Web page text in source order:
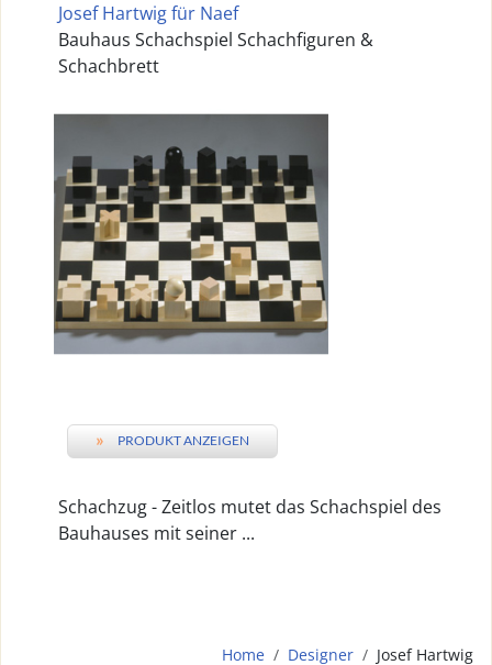
Josef Hartwig für Naef
Bauhaus Schachspiel Schachfiguren &
Schachbrett
» PRODUKT ANZEIGEN
Schachzug - Zeitlos mutet das Schachspiel des
Bauhauses mit seiner ...
Home Designer Josef Hartwig